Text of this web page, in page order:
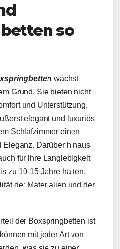
so
wächst
Grund. Sie bieten nicht
und Unterstützung,
elegant und luxuriös
Schlafzimmer einen
Eleganz. Darüber hinaus
für ihre Langlebigkeit
zu 10-15 Jahre halten,
der Materialien und der
der Boxspringbetten ist
mit jeder Art von